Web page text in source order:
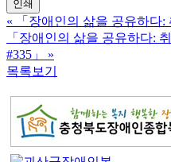
인쇄
«
「장애인의 삶을 공유하다:
「장애인의 삶을 공유하다:
#335」
»
목록보기